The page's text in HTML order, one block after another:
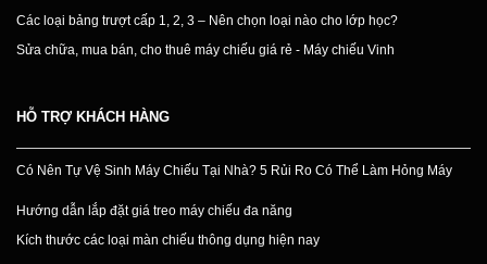
Các loại bảng trượt cấp 1, 2, 3 – Nên chọn loại nào cho lớp học?
Sửa chữa, mua bán, cho thuê máy chiếu giá rẻ - Máy chiếu Vinh
HỖ TRỢ KHÁCH HÀNG
Có Nên Tự Vệ Sinh Máy Chiếu Tại Nhà? 5 Rủi Ro Có Thể Làm Hỏng Máy
Hướng dẫn lắp đặt giá treo máy chiếu đa năng
Kích thước các loại màn chiếu thông dụng hiện nay